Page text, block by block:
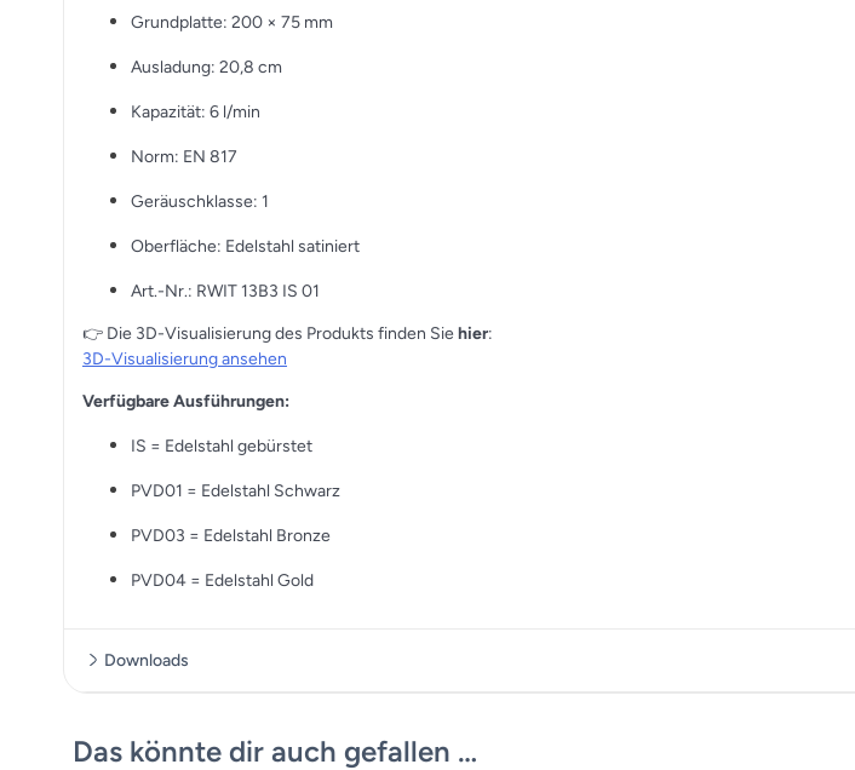
Grundplatte: 200 × 75 mm
Ausladung: 20,8 cm
Kapazität: 6 l/min
Norm: EN 817
Geräuschklasse: 1
Oberfläche: Edelstahl satiniert
Art.-Nr.: RWIT 13B3 IS 01
👉 Die 3D-Visualisierung des Produkts finden Siehier:
3D-Visualisierung ansehen
Verfügbare Ausführungen:
IS = Edelstahl gebürstet
PVD01 = Edelstahl Schwarz
PVD03 = Edelstahl Bronze
PVD04 = Edelstahl Gold
Downloads
Das könnte dir auch gefallen …